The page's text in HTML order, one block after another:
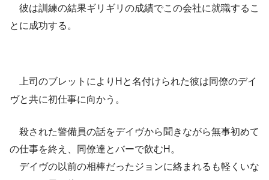
彼は訓練の結果ギリギリの成績でこの会社に就職するこ
とに成功する。
上司のブレットによりHと名付けられた彼は同僚のデイ
ヴと共に初仕事に向かう。
殺された警備員の話をデイヴから聞きながら無事初めて
の仕事を終え、同僚達とバーで飲むH。
デイヴの以前の相棒だったジョンに絡まれるも軽くいな